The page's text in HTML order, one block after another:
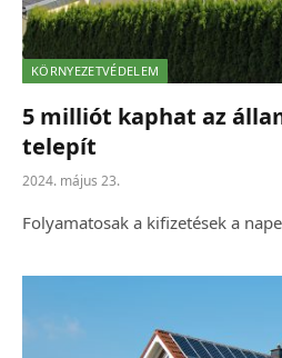
KÖRNYEZETVÉDELEM
5 milliót kaphat az
telepít
2024. május 23.
Folyamatosak a kifizetések a